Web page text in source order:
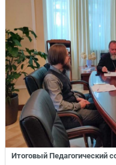
Итоговый Педагогический